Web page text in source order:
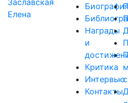
Биография
Награды
и
Критика
Интервью
Контакты